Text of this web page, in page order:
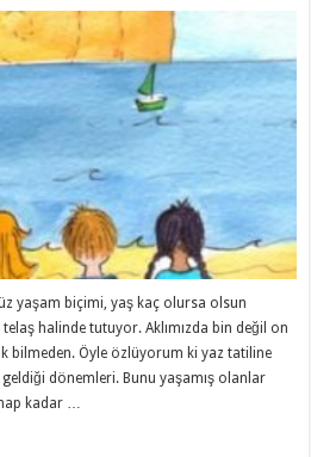
yaşam biçimi, yaş kaç olursa olsun
halinde tutuyor. Aklımızda bin değil on
bilmeden. Öyle özlüyorum ki yaz tatiline
dönemleri. Bunu yaşamış olanlar
hap kadar …